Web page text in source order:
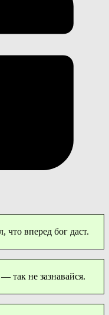
что вперед бог даст.
так не зазнавайся.